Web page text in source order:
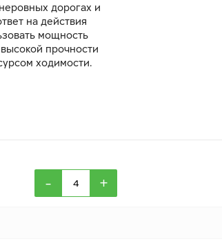
дорогах и
на действия
мощность
прочности
ходимости.
- +